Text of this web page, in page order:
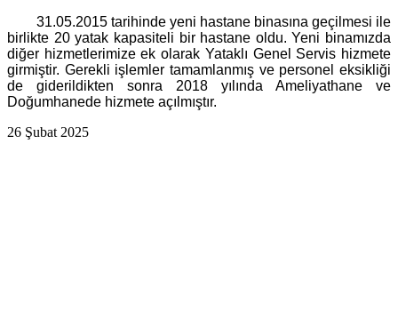
31.05.2015 tarihinde yeni hastane binasına geçilmesi ile
birlikte 20 yatak kapasiteli bir hastane oldu. Yeni binamızda
diğer hizmetlerimize ek olarak Yataklı Genel Servis hizmete
girmiştir. Gerekli işlemler tamamlanmış ve personel eksikliği
de giderildikten sonra 2018 yılında Ameliyathane ve
Doğumhanede hizmete açılmıştır.
26 Şubat 2025